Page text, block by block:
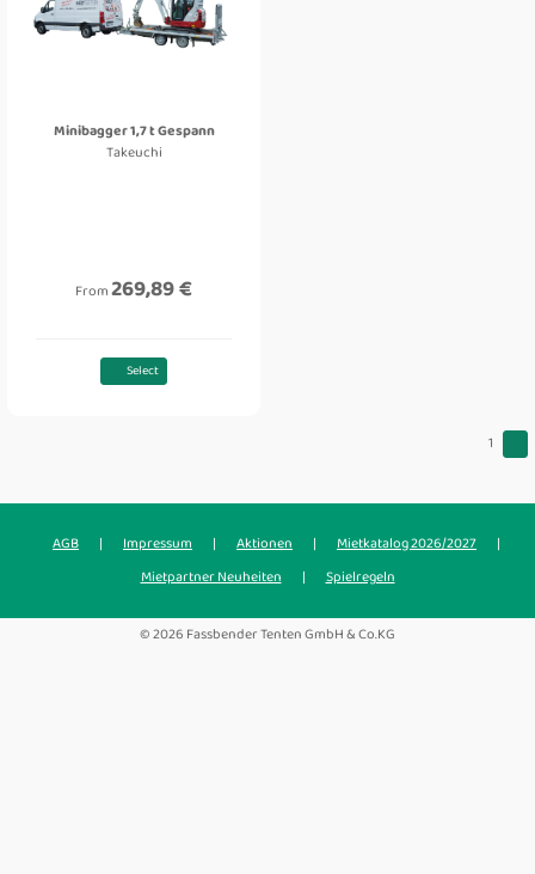
Minibagger 1,7 t Gespann
Takeuchi
From269,89 €
Select
1
AGB | Impressum | Aktionen | Mietkatalog 2026/2027
|
Mietpartner Neuheiten
| Spielregeln
© 2026 Fassbender Tenten GmbH & Co.KG